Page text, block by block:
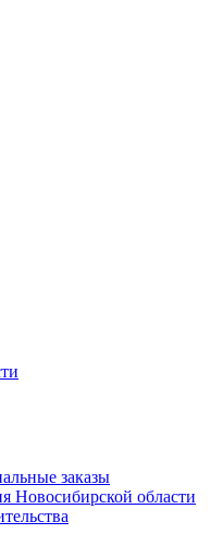
заказы
Новосибирской области